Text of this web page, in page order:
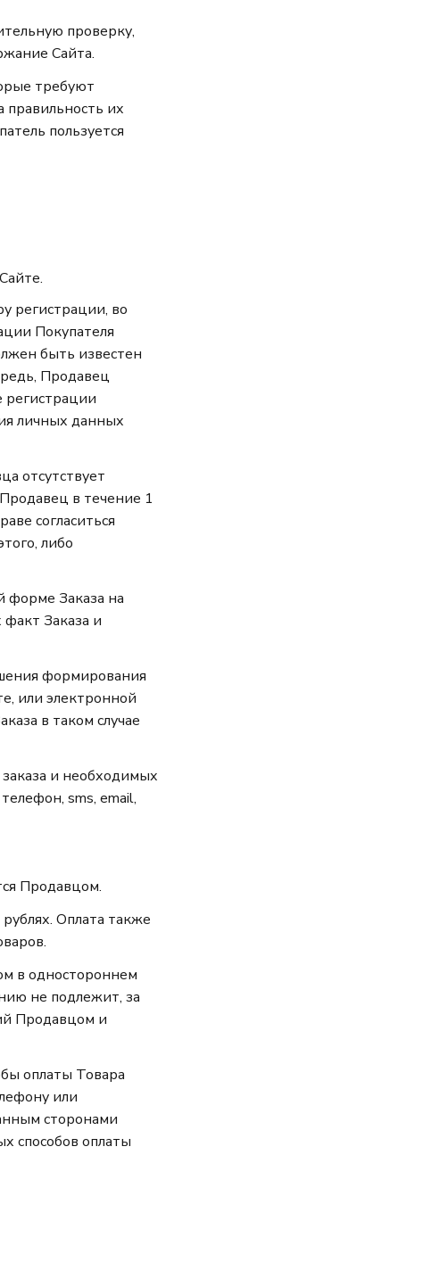
проверку,
Сайта.
требуют
правильность их
пользуется
регистрации, во
Покупателя
быть известен
Продавец
регистрации
личных данных
отсутствует
в течение 1
согласиться
либо
форме Заказа на
Заказа и
формирования
или электронной
в таком случае
и необходимых
sms, email,
Продавцом.
Оплата также
в одностороннем
не подлежит, за
Продавцом и
оплаты Товара
или
сторонами
способов оплаты